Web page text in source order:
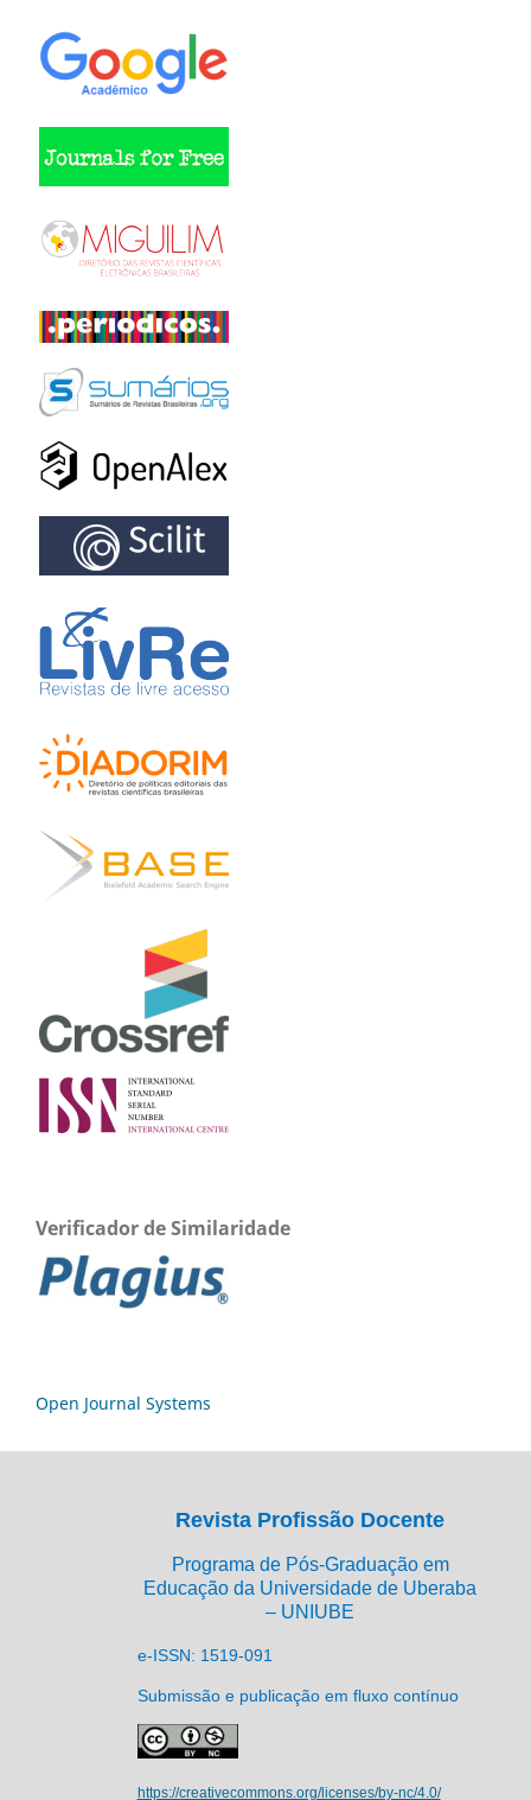
Verificador de Similaridade
Open Journal Systems
Revista Profissão Docente
Programa de Pós-Graduação em
Educação da Universidade de Uberaba
– UNIUBE
e-ISSN: 1519-091
Submissão e publicação em fluxo contínuo
https://creativecommons.org/licenses/by-nc/4.0/